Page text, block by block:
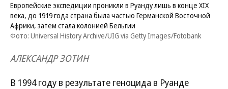
Европейские экспедиции проникли в Руанду лишь в конце XIX
века, до 1919 года страна была частью Германской Восточной
Африки, затем стала колонией Бельгии
Фото: Universal History Archive/UIG via Getty Images/Fotobank
АЛЕКСАНДР ЗОТИН
В 1994 году в результате геноцида в Руанде